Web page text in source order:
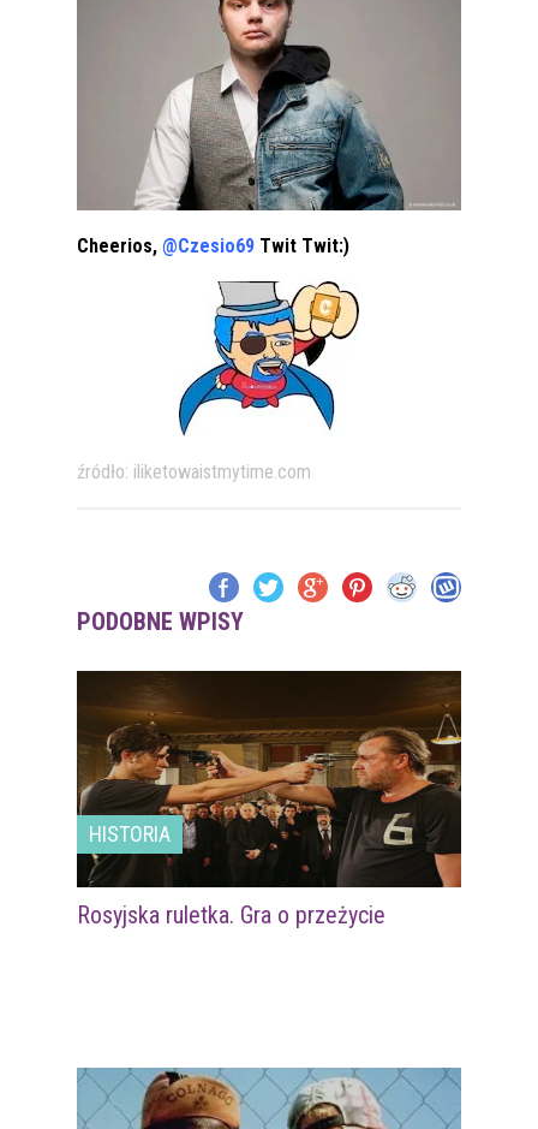
Cheerios, @Czesio69 Twit Twit:)
źródło: iliketowaistmytime.com
PODOBNE WPISY
HISTORIA
Rosyjska ruletka. Gra o przeżycie